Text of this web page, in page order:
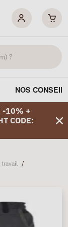
NOS
-10% +
CODE:
/